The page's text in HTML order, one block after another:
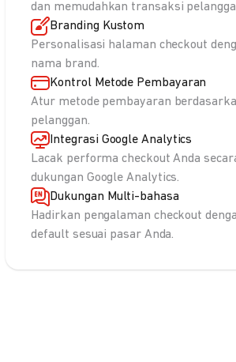
dan memudahkan transaksi
Branding Kustom
Personalisasi halaman checkout
nama brand.
Kontrol Metode Pembayaran
Atur metode pembayaran
pelanggan.
Integrasi Google Analytics
Lacak performa checkout Anda
dukungan Google Analytics.
Dukungan Multi-bahasa
Hadirkan pengalaman checkout
default sesuai pasar Anda.